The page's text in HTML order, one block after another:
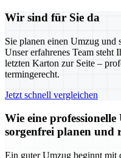
Wir sind für Sie da
Sie planen einen Umzug und
Unser erfahrenes Team steht
letzten Karton zur Seite –
termingerecht.
Jetzt schnell vergleichen
Wie eine
sorgenfrei planen und
Ein guter Umzug beginnt mit